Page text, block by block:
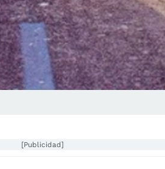
[Publicidad]